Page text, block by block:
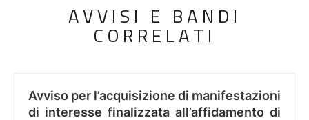
AVVISI E BANDI
CORRELATI
Avviso per l’acquisizione di manifestazioni
di interesse finalizzata all’affidamento di